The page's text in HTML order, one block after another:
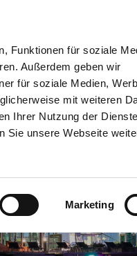
Funktionen für soziale
Außerdem geben wir
für soziale Medien,
mit weiteren
Ihrer Nutzung der Dienste
Sie unsere Webseite
Marketing